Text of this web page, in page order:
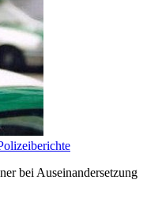
bei Auseinandersetzung